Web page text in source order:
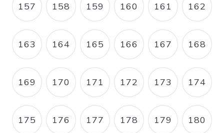
PAGE
157 PAGE
158 PAGE
159 PAGE
160 PAGE
161 PAGE
162
PAGE
163 PAGE
164 PAGE
165 PAGE
166 PAGE
167 PAGE
168
PAGE
169 PAGE
170 PAGE
171 PAGE
172 PAGE
173 PAGE
174
PAGE
175 PAGE
176 PAGE
177 PAGE
178 PAGE
179 PAGE
180